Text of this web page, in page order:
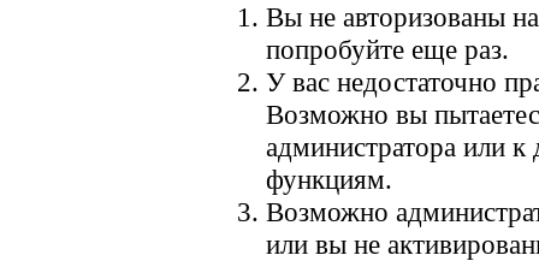
Вы не авторизованы
попробуйте еще раз.
У вас недостаточно
Возможно вы
администратора или
функциям.
Возможно
или вы не